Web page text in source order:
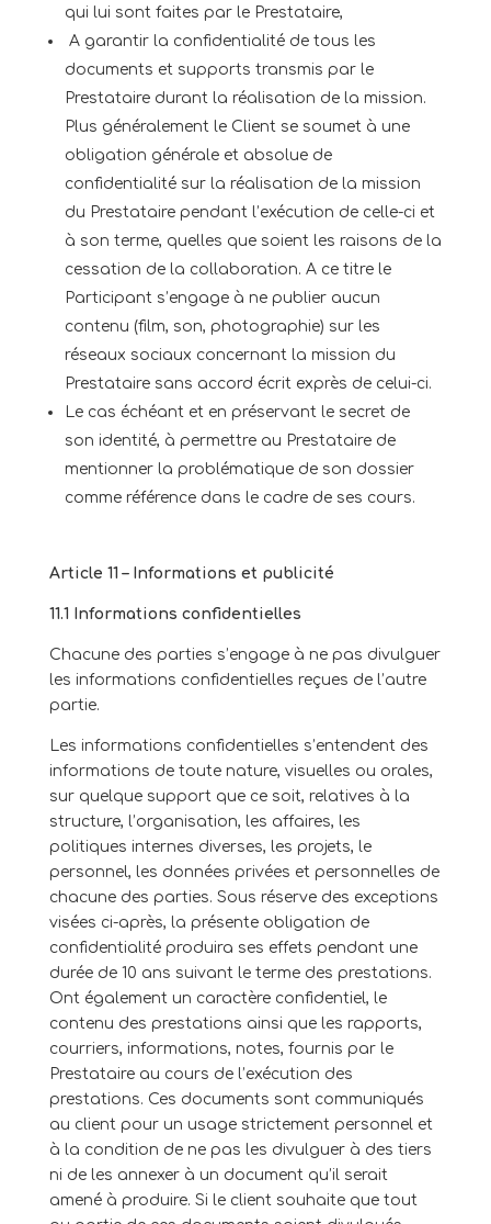
qui lui sont faites par le Prestataire,
A garantir la confidentialité de tous les
documents et supports transmis par le
Prestataire durant la réalisation de la mission.
Plus généralement le Client se soumet à une
obligation générale et absolue de
confidentialité sur la réalisation de la mission
du Prestataire pendant l’exécution de celle-ci et
à son terme, quelles que soient les raisons de la
cessation de la collaboration. A ce titre le
Participant s’engage à ne publier aucun
contenu (film, son, photographie) sur les
réseaux sociaux concernant la mission du
Prestataire sans accord écrit exprès de celui-ci.
Le cas échéant et en préservant le secret de
son identité, à permettre au Prestataire de
mentionner la problématique de son dossier
comme référence dans le cadre de ses cours.
Article 11 – Informations et publicité
11.1 Informations confidentielles
Chacune des parties s’engage à ne pas divulguer
les informations confidentielles reçues de l’autre
partie.
Les informations confidentielles s’entendent des
informations de toute nature, visuelles ou orales,
sur quelque support que ce soit, relatives à la
structure, l’organisation, les affaires, les
politiques internes diverses, les projets, le
personnel, les données privées et personnelles de
chacune des parties. Sous réserve des exceptions
visées ci-après, la présente obligation de
confidentialité produira ses effets pendant une
durée de 10 ans suivant le terme des prestations.
Ont également un caractère confidentiel, le
contenu des prestations ainsi que les rapports,
courriers, informations, notes, fournis par le
Prestataire au cours de l’exécution des
prestations. Ces documents sont communiqués
au client pour un usage strictement personnel et
à la condition de ne pas les divulguer à des tiers
ni de les annexer à un document qu’il serait
amené à produire. Si le client souhaite que tout